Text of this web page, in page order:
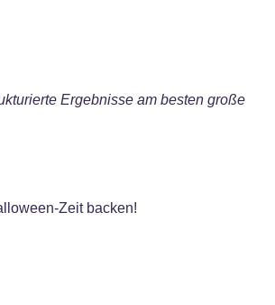
Ergebnisse am besten große
Zeit backen!